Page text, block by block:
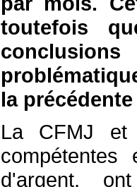
toutefois
la
La CFMJ et
d'argent,